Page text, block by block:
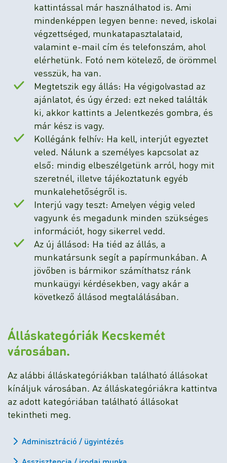
kattintással már használhatod is. Ami
mindenképpen legyen benne: neved, iskolai
végzettséged, munkatapasztalataid,
valamint e-mail cím és telefonszám, ahol
elérhetünk. Fotó nem kötelező, de örömmel
vesszük, ha van.
Megtetszik egy állás: Ha végigolvastad az
ajánlatot, és úgy érzed: ezt neked találták
ki, akkor kattints a Jelentkezés gombra, és
már kész is vagy.
Kollégánk felhív: Ha kell, interjút egyeztet
veled. Nálunk a személyes kapcsolat az
első: mindig elbeszélgetünk arról, hogy mit
szeretnél, illetve tájékoztatunk egyéb
munkalehetőségről is.
Interjú vagy teszt: Amelyen végig veled
vagyunk és megadunk minden szükséges
információt, hogy sikerrel vedd.
Az új állásod: Ha tiéd az állás, a
munkatársunk segít a papírmunkában. A
jövőben is bármikor számíthatsz ránk
munkaügyi kérdésekben, vagy akár a
következő állásod megtalálásában.
Álláskategóriák Kecskemét
városában.
Az alábbi álláskategóriákban található állásokat
kínáljuk városában. Az álláskategóriákra kattintva
az adott kategóriában található állásokat
tekintheti meg.
Adminisztráció / ügyintézés